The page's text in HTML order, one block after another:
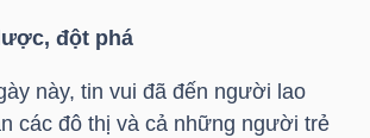
đột phá
này, tin vui đã đến người lao
các đô thị và cả những người trẻ